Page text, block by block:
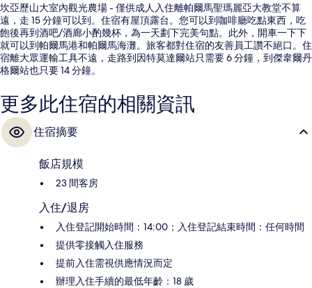
坎亞歷山大室內觀光農場 - 僅供成人入住離帕爾馬聖瑪麗亞大教堂不算
遠，走 15 分鐘可以到。住宿有屋頂露台。您可以到咖啡廳吃點東西，吃
飽後再到酒吧/酒廊小酌幾杯，為一天劃下完美句點。此外，開車一下下
就可以到帕爾馬港和帕爾馬海灘。旅客都對住宿的友善員工讚不絕口。住
宿離大眾運輸工具不遠，走路到因特莫達爾站只需要 6 分鐘，到傑韋爾丹
格爾站也只要 14 分鐘。
更多此住宿的相關資訊
住宿摘要
飯店規模
23 間客房
入住/退房
入住登記開始時間：14:00；入住登記結束時間：任何時間
提供零接觸入住服務
提前入住需視供應情況而定
辦理入住手續的最低年齡：18 歲